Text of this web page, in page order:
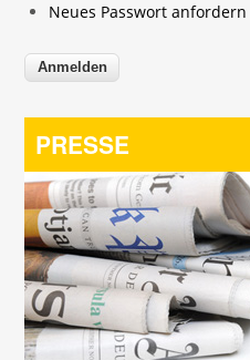
Neues Passwort anfordern
PRESSE